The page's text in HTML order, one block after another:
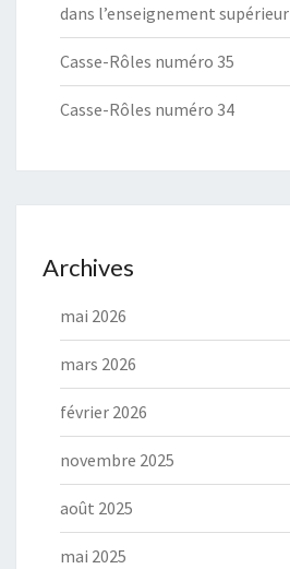
dans l’enseignement supérieur
Casse-Rôles numéro 35
Casse-Rôles numéro 34
Archives
mai 2026
mars 2026
février 2026
novembre 2025
août 2025
mai 2025